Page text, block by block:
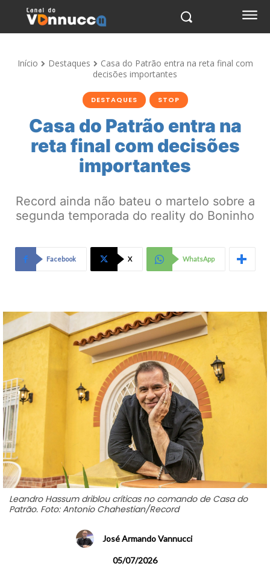
Início Destaques
Casa do Patrão entra na reta final com
decisões importantes
DESTAQUES STOP
Casa do Patrão entra na
reta final com decisões
importantes
Record ainda não bateu o martelo sobre a
segunda temporada do reality do Boninho
Facebook X WhatsApp
Leandro Hassum driblou críticas no comando de Casa do
Patrão. Foto: Antonio Chahestian/Record
José Armando Vannucci
05/07/2026